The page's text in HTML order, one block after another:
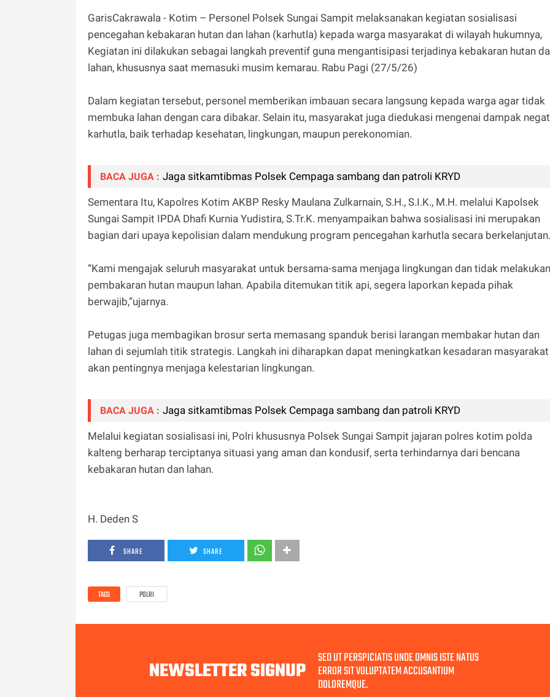
GarisCakrawala - Kotim – Personel Polsek Sungai Sampit melaksanakan kegiatan sosialisasi
pencegahan kebakaran hutan dan lahan (karhutla) kepada warga masyarakat di wilayah hukumnya,
Kegiatan ini dilakukan sebagai langkah preventif guna mengantisipasi terjadinya kebakaran hutan
lahan, khususnya saat memasuki musim kemarau. Rabu Pagi (27/5/26)
Dalam kegiatan tersebut, personel memberikan imbauan secara langsung kepada warga agar tidak
membuka lahan dengan cara dibakar. Selain itu, masyarakat juga diedukasi mengenai dampak
karhutla, baik terhadap kesehatan, lingkungan, maupun perekonomian.
BACA JUGA : Jaga sitkamtibmas Polsek Cempaga sambang dan patroli KRYD
Sementara Itu, Kapolres Kotim AKBP Resky Maulana Zulkarnain, S.H., S.I.K., M.H. melalui Kapolsek
Sungai Sampit IPDA Dhafi Kurnia Yudistira, S.Tr.K. menyampaikan bahwa sosialisasi ini merupakan
bagian dari upaya kepolisian dalam mendukung program pencegahan karhutla secara
“Kami mengajak seluruh masyarakat untuk bersama-sama menjaga lingkungan dan tidak melakukan
pembakaran hutan maupun lahan. Apabila ditemukan titik api, segera laporkan kepada pihak
berwajib,”ujarnya.
Petugas juga membagikan brosur serta memasang spanduk berisi larangan membakar hutan dan
lahan di sejumlah titik strategis. Langkah ini diharapkan dapat meningkatkan kesadaran masyarakat
akan pentingnya menjaga kelestarian lingkungan.
BACA JUGA : Jaga sitkamtibmas Polsek Cempaga sambang dan patroli KRYD
Melalui kegiatan sosialisasi ini, Polri khususnya Polsek Sungai Sampit jajaran polres kotim polda
kalteng berharap terciptanya situasi yang aman dan kondusif, serta terhindarnya dari bencana
kebakaran hutan dan lahan.
H. Deden S
SHARE SHARE
TAGS POLRI
NEWSLETTER SIGNUP SED UT PERSPICIATIS UNDE OMNIS ISTE NATUS
ERROR SIT VOLUPTATEM ACCUSANTIUM
DOLOREMQUE.